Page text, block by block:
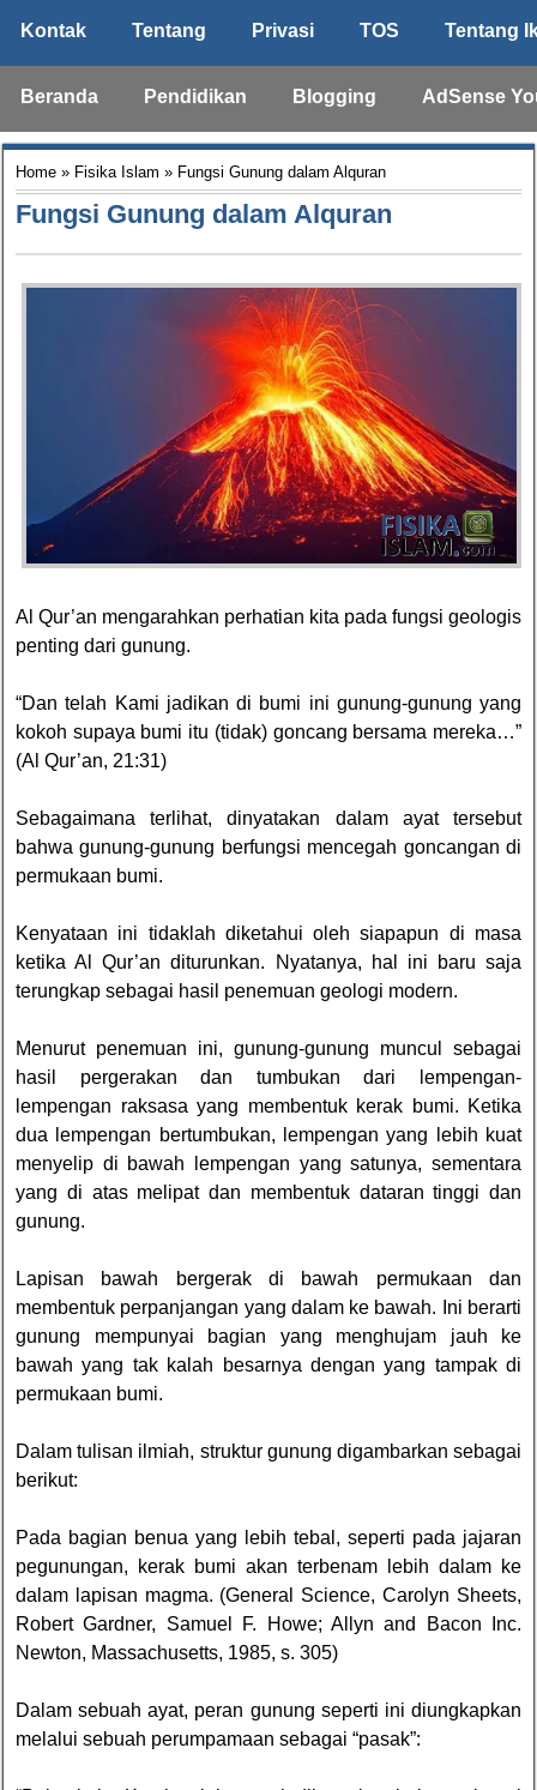
Kontak Tentang Privasi TOS Tentang
Beranda Pendidikan Blogging AdSense
Home » Fisika Islam » Fungsi Gunung dalam Alquran
Fungsi Gunung dalam Alquran
Al Qur’an mengarahkan perhatian kita pada fungsi geologis
penting dari gunung.
“Dan telah Kami jadikan di bumi ini gunung-gunung yang
kokoh supaya bumi itu (tidak) goncang bersama mereka…”
(Al Qur’an, 21:31)
Sebagaimana terlihat, dinyatakan dalam ayat tersebut
bahwa gunung-gunung berfungsi mencegah goncangan di
permukaan bumi.
Kenyataan ini tidaklah diketahui oleh siapapun di masa
ketika Al Qur’an diturunkan. Nyatanya, hal ini baru saja
terungkap sebagai hasil penemuan geologi modern.
Menurut penemuan ini, gunung-gunung muncul sebagai
hasil pergerakan dan tumbukan dari lempengan-
lempengan raksasa yang membentuk kerak bumi. Ketika
dua lempengan bertumbukan, lempengan yang lebih kuat
menyelip di bawah lempengan yang satunya, sementara
yang di atas melipat dan membentuk dataran tinggi dan
gunung.
Lapisan bawah bergerak di bawah permukaan dan
membentuk perpanjangan yang dalam ke bawah. Ini berarti
gunung mempunyai bagian yang menghujam jauh ke
bawah yang tak kalah besarnya dengan yang tampak di
permukaan bumi.
Dalam tulisan ilmiah, struktur gunung digambarkan sebagai
berikut:
Pada bagian benua yang lebih tebal, seperti pada jajaran
pegunungan, kerak bumi akan terbenam lebih dalam ke
dalam lapisan magma. (General Science, Carolyn Sheets,
Robert Gardner, Samuel F. Howe; Allyn and Bacon Inc.
Newton, Massachusetts, 1985, s. 305)
Dalam sebuah ayat, peran gunung seperti ini diungkapkan
melalui sebuah perumpamaan sebagai “pasak”: